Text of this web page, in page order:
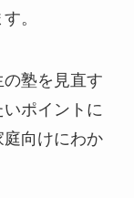
。
塾を見直す
ポイントに
向けにわか